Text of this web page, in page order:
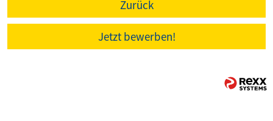
Zurück
Jetzt bewerben!